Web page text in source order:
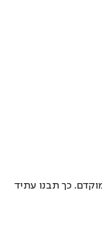
כך תבנו עתיד